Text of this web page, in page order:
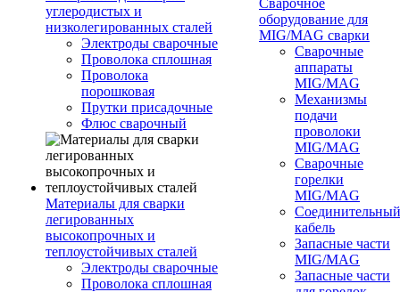
углеродистых и
низколегированных сталей
Электроды сварочные
Проволока сплошная
Проволока
порошковая
Прутки присадочные
Флюс сварочный
Материалы для сварки
легированных
высокопрочных и
теплоустойчивых сталей
Электроды сварочные
Проволока сплошная
Сварочное
оборудование для
MIG/MAG сварки
Сварочные
аппараты
MIG/MAG
Механизмы
подачи
проволоки
MIG/MAG
Сварочные
горелки
MIG/MAG
Соединительный
кабель
Запасные части
MIG/MAG
Запасные части